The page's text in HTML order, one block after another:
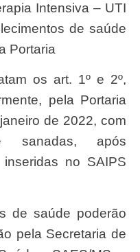
Intensiva – UTI
de saúde
Portaria
os art. 1º e 2º,
pela Portaria
de 2022, com
sanadas, após
no SAIPS
de saúde poderão
pela Secretaria de